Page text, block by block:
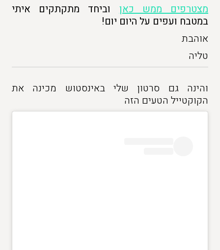
מצטרפים ממש כאן
וביחד מתקתקים איתי
במטבח ועפים על היום יום!
אוהבת
טליה
והינה גם סרטון שלי באינסטוש מכינה את
הקוקטייל הטעים הזה